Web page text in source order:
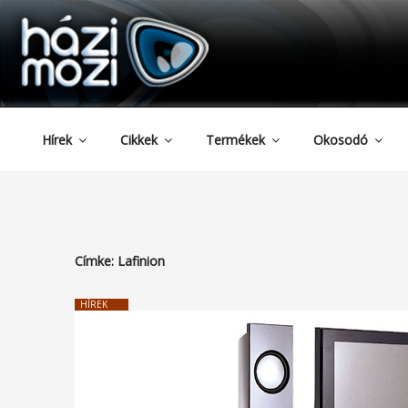
Tartalomhoz
HAZIMOZI
Hírek Cikkek Termékek Okosodó
Címke: Lafinion
HÍREK